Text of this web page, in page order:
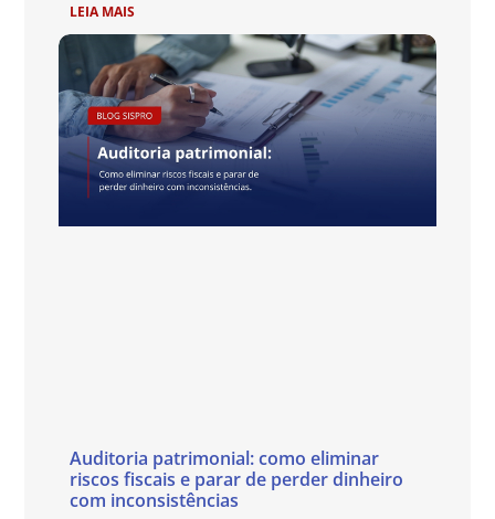
LEIA MAIS
Auditoria patrimonial: como eliminar
riscos fiscais e parar de perder dinheiro
com inconsistências